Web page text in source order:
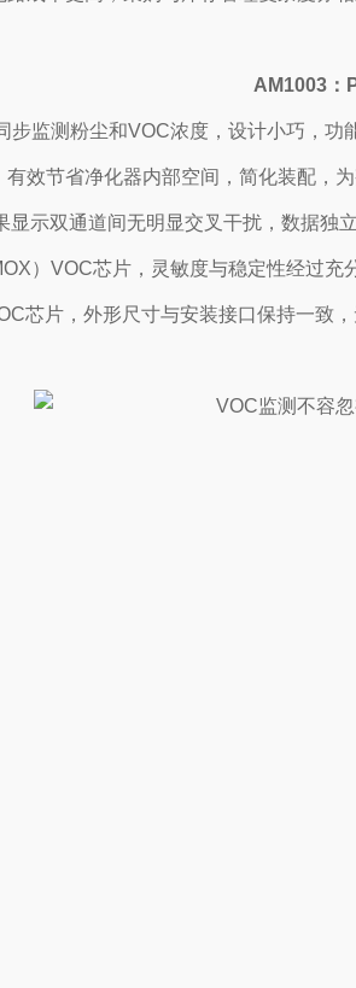
AM1003：
监测粉尘和VOC浓度，设计小巧，
效节省净化器内部空间，简化装配，
示双通道间无明显交叉干扰，数据独立
）VOC芯片，灵敏度与稳定性经过充
芯片，外形尺寸与安装接口保持一致